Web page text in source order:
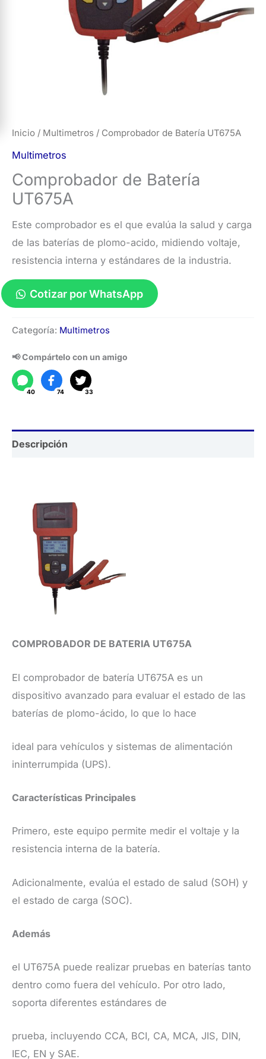
Inicio / Multimetros / Comprobador de Batería UT675A
Multimetros
Comprobador de Batería
UT675A
Este comprobador es el que evalúa la salud y carga
de las baterías de plomo-acido, midiendo voltaje,
resistencia interna y estándares de la industria.
Cotizar por WhatsApp
de
Batería
UT675A
cantidad
Categoría: Multimetros
📢 Compártelo con un amigo
40 74 33
Descripción
COMPROBADOR DE BATERIA UT675A
El comprobador de batería UT675A es un
dispositivo avanzado para evaluar el estado de las
baterías de plomo-ácido, lo que lo hace
ideal para vehículos y sistemas de alimentación
ininterrumpida (UPS).
​Características Principales
​Primero, este equipo permite medir el voltaje y la
resistencia interna de la batería.
Adicionalmente, evalúa el estado de salud (SOH) y
el estado de carga (SOC).
Además
el UT675A puede realizar pruebas en baterías tanto
dentro como fuera del vehículo. Por otro lado,
soporta diferentes estándares de
prueba, incluyendo CCA, BCI, CA, MCA, JIS, DIN,
IEC, EN y SAE.